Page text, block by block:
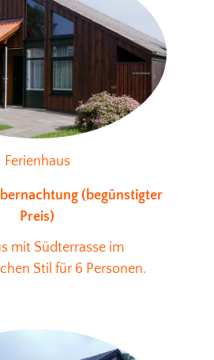
Ferienhaus
(begünstigter
Preis)
mit Südterrasse im
Stil für 6 Personen.